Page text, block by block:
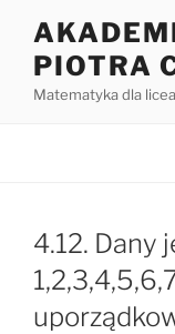
treściPIOTRA
Matematyka dla
4.12. Dany